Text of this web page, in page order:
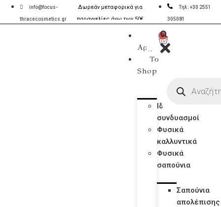
info@focus-
thracecosmetics.gr
Δωρεάν μεταφορικά για
παραγγελίες άνω των 50€
Aποστολές σε 2-5 ημέρες
με ACS & BOX NOW
Τηλ: +30 2551
305081
Αρχική
Το
Shop
Ιδανικοί
συνδυασμοί
Φυσικά
καλλυντικά
Φυσικά
σαπούνια
Σαπούνια
απολέπισης
0